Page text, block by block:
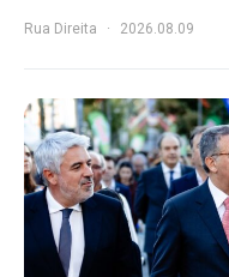
Rua Direita 2026.08.09